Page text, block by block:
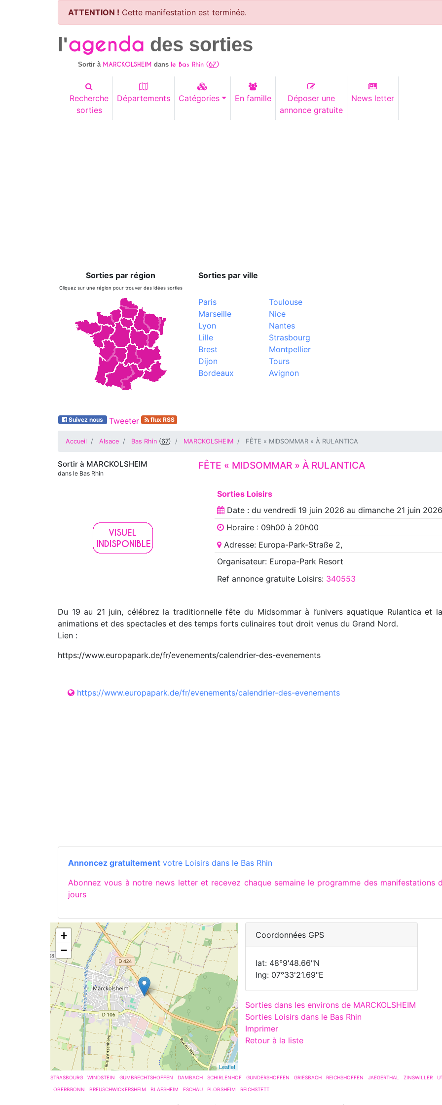
ATTENTION ! Cette manifestation est terminée.
l'agenda des sorties
Sortir à MARCKOLSHEIM dans le Bas Rhin (67)
Recherche
sorties
Départements Catégories En famille
Déposer une
annonce gratuite
News letter
Sorties par région
Cliquez sur une région pour trouver des idées sorties
Sorties par ville
Paris
Marseille
Lyon
Lille
Brest
Dijon
Bordeaux
Toulouse
Nice
Nantes
Strasbourg
Montpellier
Tours
Avignon
Suivez nous Tweeter flux RSS
Accueil Alsace Bas Rhin (67) MARCKOLSHEIM FÊTE « MIDSOMMAR » À RULANTICA
Sortir à MARCKOLSHEIM
dans le Bas Rhin
FÊTE « MIDSOMMAR » À RULANTICA
Sorties Loisirs
Date : du vendredi 19 juin 2026 au dimanche 21 juin 2026
Horaire : 09h00 à 20h00
Adresse: Europa-Park-Straße 2,
Organisateur: Europa-Park Resort
Ref annoncegratuite Loisirs: 340553
Du 19 au 21 juin, célébrez la traditionnelle fête du Midsommar à l’univers aquatique Rulantica et
animations et des spectacles et des temps forts culinaires tout droit venus du Grand Nord.
Lien :
https://www.europapark.de/fr/evenements/calendrier-des-evenements
https://www.europapark.de/fr/evenements/calendrier-des-evenements
Annoncez gratuitement votre Loisirs dans le Bas Rhin
Abonnez vous à notre news letter et recevez chaque semaine le programme des manifestations
jours
+
−
Leaflet
Coordonnées GPS
lat: 48°9'48.66"N
lng: 07°33'21.69"E
Sorties dans les environs de MARCKOLSHEIM
Sorties Loisirs dans le Bas Rhin
Imprimer
Retour à la liste
STRASBOURG WINDSTEIN GUMBRECHTSHOFFEN DAMBACH SCHIRLENHOF GUNDERSHOFFEN GRIESBACH REICHSHOFFEN JAEGERTHAL ZINSWILLER
OBERBRONN
BREUSCHWICKERSHEIM BLAESHEIM ESCHAU PLOBSHEIM REICHSTETT